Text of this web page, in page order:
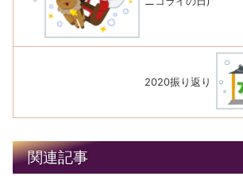
2020振り返り
関連記事